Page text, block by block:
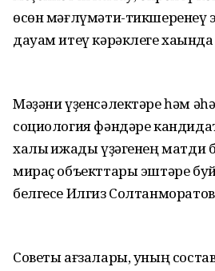
өсөн мәғлүмәти-тикшеренеү
дауам итеү кәрәклеге
Мәҙәни үҙенсәлектәре һәм
социология фәндәре
халыҡ ижады үҙәгенең матди
мираҫ объекттары эштәре
белгесе Илгиз
Советы ағзалары, уның